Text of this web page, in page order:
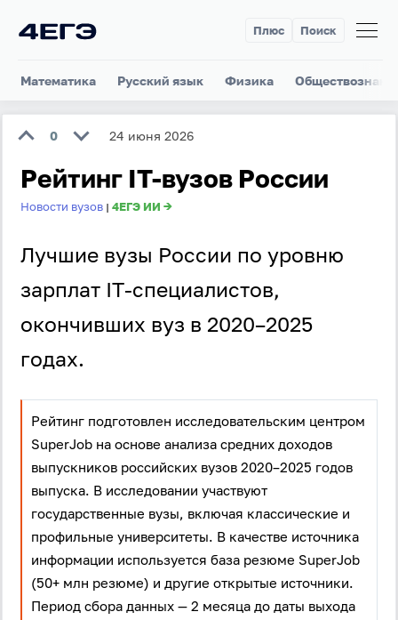
Плюс Поиск
Математика Русский язык Физика
0 24 июня 2026
Рейтинг IT-вузов России
Новости вузов | 4ЕГЭ ИИ →
Лучшие вузы России по уровню
зарплат IT‑специалистов,
окончивших вуз в 2020–2025
годах.
Рейтинг подготовлен исследовательским центром
SuperJob на основе анализа средних доходов
выпускников российских вузов 2020–2025 годов
выпуска. В исследовании участвуют
государственные вузы, включая классические и
профильные университеты. В качестве источника
информации используется база резюме SuperJob
(50+ млн резюме) и другие открытые источники.
Период сбора данных — 2 месяца до даты выхода